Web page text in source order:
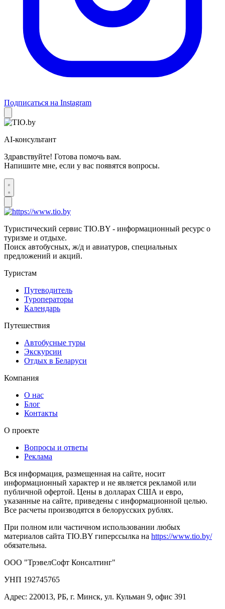
Подписаться на Instagram
AI-консультант
Здравствуйте! Готова помочь вам.
Напишите мне, если у вас появятся вопросы.
Туристический сервис TIO.BY - информационный ресурс о
туризме и отдыхе.
Поиск автобусных, ж/д и авиатуров, специальных
предложений и акций.
Туристам
Путеводитель
Туроператоры
Календарь
Путешествия
Автобусные туры
Экскурсии
Отдых в Беларуси
Компания
О нас
Блог
Контакты
О проекте
Вопросы и ответы
Реклама
Вся информация, размещенная на сайте, носит
информационный характер и не является рекламой или
публичной офертой. Цены в долларах США и евро,
указанные на сайте, приведены с информационной целью.
Все расчеты производятся в белорусских рублях.
При полном или частичном использовании любых
материалов сайта TIO.BY гиперссылка на https://www.tio.by/
обязательна.
ООО "ТрэвелСофт Консалтинг"
УНП 192745765
Адрес: 220013, РБ, г. Минск, ул. Кульман 9, офис 391